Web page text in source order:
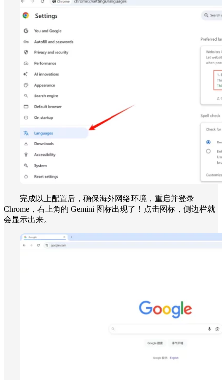
完成以上配置后，确保海外网络环境，重启并登录
Chrome，右上角的 Gemini 图标出现了！点击图标，侧边栏就
会显示出来。